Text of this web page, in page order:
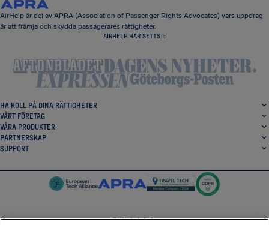
AirHelp är del av APRA (Association of Passenger Rights Advocates) vars uppdrag
är att främja och skydda passagerares rättigheter.
AIRHELP HAR SETTS I:
HA KOLL PÅ DINA RÄTTIGHETER
VÅRT FÖRETAG
VÅRA PRODUKTER
PARTNERSKAP
SUPPORT